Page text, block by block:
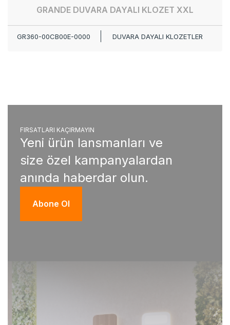
GRANDE DUVARA DAYALI KLOZET XXL
GR360-00CB00E-0000 DUVARA DAYALI KLOZETLER
FIRSATLARI KAÇIRMAYIN
Yeni ürün lansmanları ve
size özel kampanyalardan
anında haberdar olun.
Abone Ol